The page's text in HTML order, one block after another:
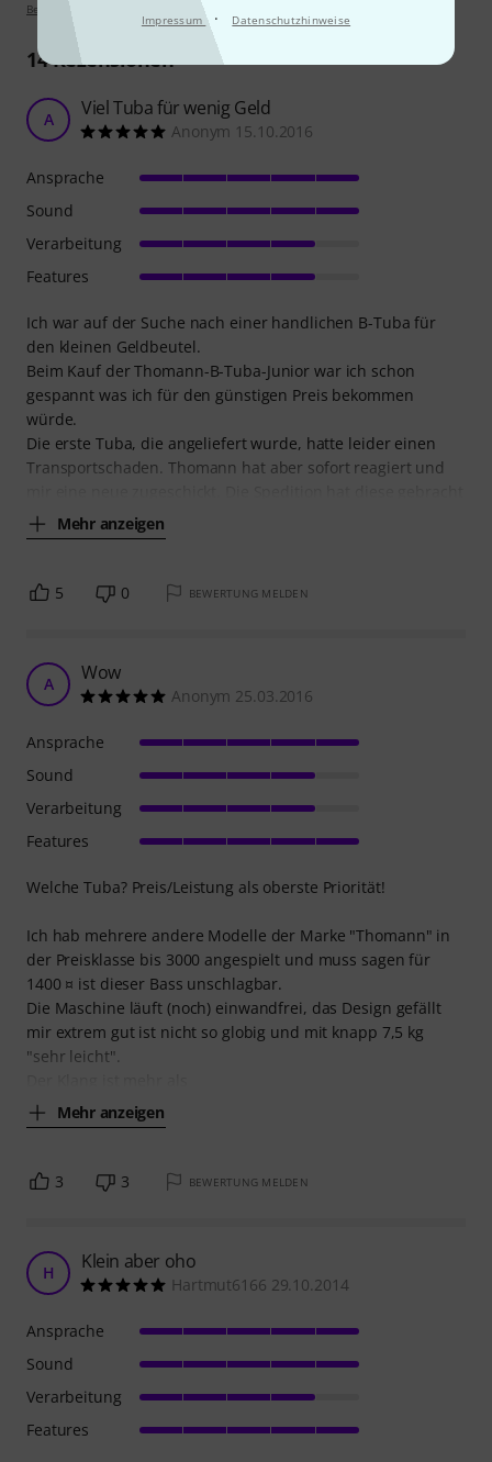
Impressum · Datenschutzhinweise
Bewertungsrichtlinien
14Rezensionen
A Viel Tuba für wenig Geld
Anonym 15.10.2016
Ich war auf der Suche nach einer handlichen B-Tuba für
den kleinen Geldbeutel.
Beim Kauf der Thomann-B-Tuba-Junior war ich schon
gespannt was ich für den günstigen Preis bekommen
würde.
Die erste Tuba, die angeliefert wurde, hatte leider einen
Transportschaden. Thomann hat aber sofort reagiert und
Mehr anzeigen
Ansprache
Sound
Verarbeitung
Features
5 0 BEWERTUNG MELDEN
A Wow
Anonym 25.03.2016
Welche Tuba? Preis/Leistung als oberste Priorität!
Ich hab mehrere andere Modelle der Marke "Thomann" in
der Preisklasse bis 3000 angespielt und muss sagen für
1400 ¤ ist dieser Bass unschlagbar.
Die Maschine läuft (noch) einwandfrei, das Design gefällt
mir extrem gut ist nicht so globig und mit knapp 7,5 kg
"sehr leicht".
Mehr anzeigen
Ansprache
Sound
Verarbeitung
Features
3 3 BEWERTUNG MELDEN
H Klein aber oho
Hartmut6166 29.10.2014
Ansprache
Sound
Verarbeitung
Features